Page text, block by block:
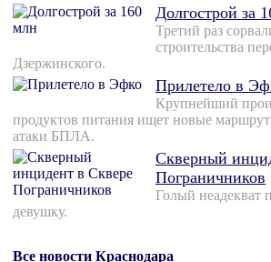
Долгострой за
Третий раз
строительства
Дзержинского.
Прилетело в
Крупнейший
продуктов питания ищет новые
атаки БПЛА.
Скверный
Пограничников
Голый неадекват
девушку.
Все новости Краснодара